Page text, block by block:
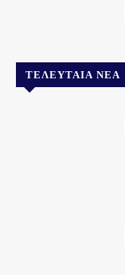
ΤΕΛΕΥΤΑΊΑ ΝΈΑ